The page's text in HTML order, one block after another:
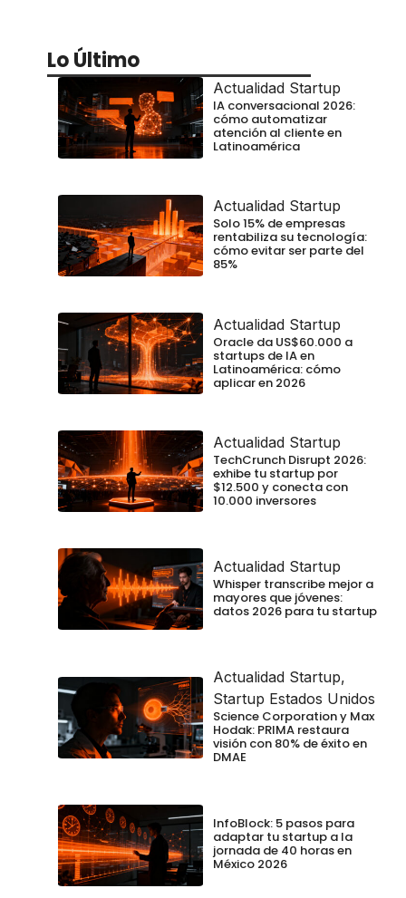
Lo Último
Actualidad Startup
IA conversacional 2026:
cómo automatizar
atención al cliente en
Latinoamérica
Actualidad Startup
Solo 15% de empresas
rentabiliza su tecnología:
cómo evitar ser parte del
85%
Actualidad Startup
Oracle da US$60.000 a
startups de IA en
Latinoamérica: cómo
aplicar en 2026
Actualidad Startup
TechCrunch Disrupt 2026:
exhibe tu startup por
$12.500 y conecta con
10.000 inversores
Actualidad Startup
Whisper transcribe mejor a
mayores que jóvenes:
datos 2026 para tu startup
Actualidad Startup,
Startup Estados Unidos
Science Corporation y Max
Hodak: PRIMA restaura
visión con 80% de éxito en
DMAE
InfoBlock: 5 pasos para
adaptar tu startup a la
jornada de 40 horas en
México 2026